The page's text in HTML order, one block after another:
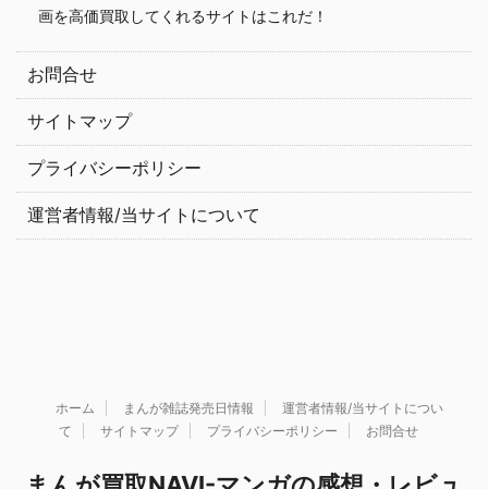
画を高価買取してくれるサイトはこれだ！
お問合せ
サイトマップ
プライバシーポリシー
運営者情報/当サイトについて
ホーム まんが雑誌発売日情報
運営者情報/当サイトについ
て
サイトマップ プライバシーポリシー お問合せ